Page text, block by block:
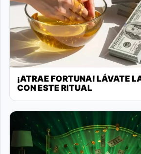
¡ATRAE FORTUNA! LÁVATE
CON ESTE RITUAL